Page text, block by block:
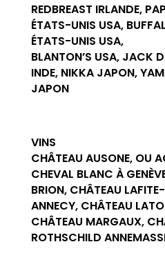
REDBREAST IRLANDE,
ÉTATS-UNIS USA,
ÉTATS-UNIS USA,
BLANTON’S USA, JACK
INDE, NIKKA JAPON,
JAPON
VINS
CHÂTEAU AUSONE, OU
CHEVAL BLANC À
BRION, CHÂTEAU
ANNECY, CHÂTEAU
CHÂTEAU MARGAUX,
ROTHSCHILD